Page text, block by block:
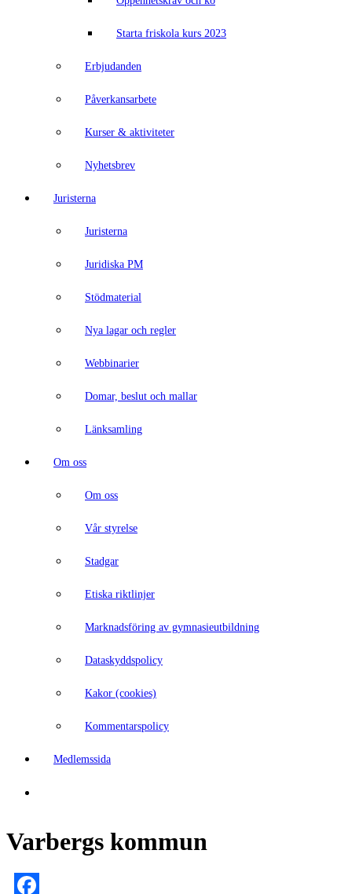
Starta friskola kurs 2023
Erbjudanden
Påverkansarbete
Kurser & aktiviteter
Nyhetsbrev
Juristerna
Juristerna
Juridiska PM
Stödmaterial
Nya lagar och regler
Webbinarier
Domar, beslut och mallar
Länksamling
Om oss
Om oss
Vår styrelse
Stadgar
Etiska riktlinjer
Marknadsföring av gymnasieutbildning
Dataskyddspolicy
Kakor (cookies)
Kommentarspolicy
Medlemssida
Varbergs kommun